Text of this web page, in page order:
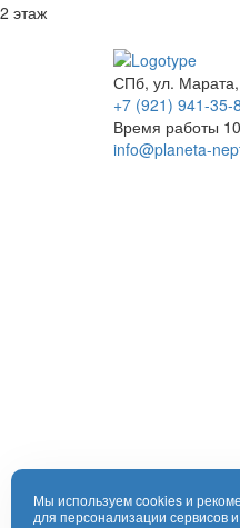
2 этаж
СПб, ул.
+7 (921) 941-35-
Время работы
info@planeta-
Мы используем cookies и
для персонализации сервисов